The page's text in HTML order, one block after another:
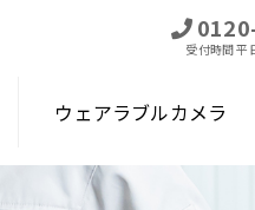
受付時間平
ウェアラブルカメラ